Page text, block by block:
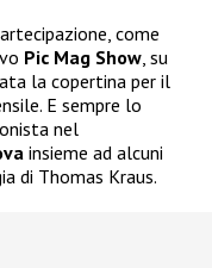
come
Pic Mag Show, su
la copertina per il
E sempre lo
nel
insieme ad alcuni
di Thomas Kraus.